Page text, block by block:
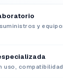
y
uso, compatibilidad